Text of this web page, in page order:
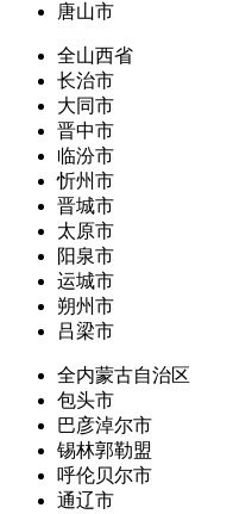
唐山市
全山西省
长治市
大同市
晋中市
临汾市
忻州市
晋城市
太原市
阳泉市
运城市
朔州市
吕梁市
全内蒙古自治区
包头市
巴彦淖尔市
锡林郭勒盟
呼伦贝尔市
通辽市